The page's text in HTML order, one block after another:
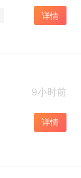
详情
9小时前
详情